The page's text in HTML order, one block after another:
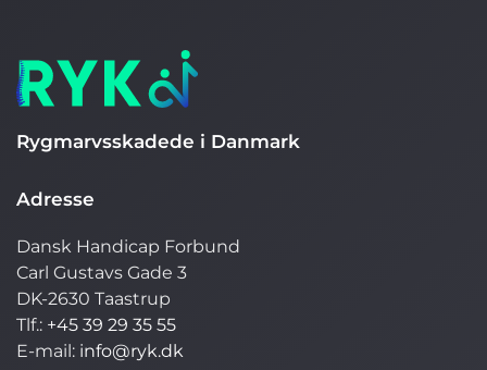
Rygmarvsskadede i Danmark
Adresse
Dansk Handicap Forbund
Carl Gustavs Gade 3
DK-2630 Taastrup
Tlf.: +45 39 29 35 55
E-mail: info@ryk.dk